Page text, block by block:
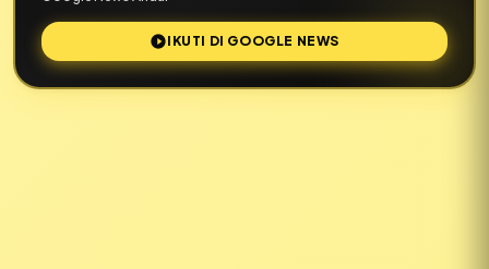
IKUTI DI GOOGLE NEWS